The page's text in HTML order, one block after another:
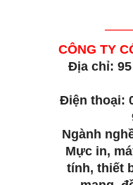
CÔNG TY
Địa chỉ:
Điện thoại:
Ngành
Mực in,
tính, thiết